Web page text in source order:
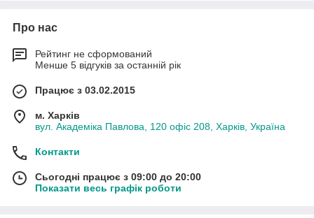
Про нас
Рейтинг не сформований
Менше 5 відгуків за останній рік
Працює з 03.02.2015
м. Харків
вул. Академіка Павлова, 120 офіс 208, Харків, Україна
Контакти
Сьогодні працює з 09:00 до 20:00
Показати весь графік роботи